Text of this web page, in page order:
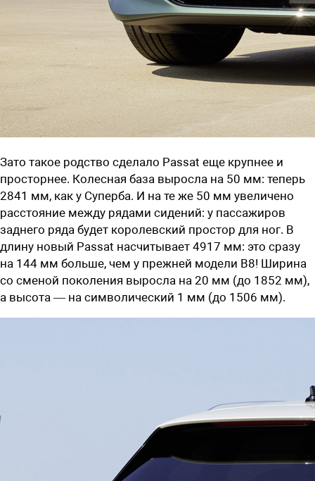
Зато такое родство сделало Passat еще крупнее и
просторнее. Колесная база выросла на 50 мм: теперь
2841 мм, как у Суперба. И на те же 50 мм увеличено
расстояние между рядами сидений: у пассажиров
заднего ряда будет королевский простор для ног. В
длину новый Passat насчитывает 4917 мм: это сразу
на 144 мм больше, чем у прежней модели B8! Ширина
со сменой поколения выросла на 20 мм (до 1852 мм),
а высота — на символический 1 мм (до 1506 мм).